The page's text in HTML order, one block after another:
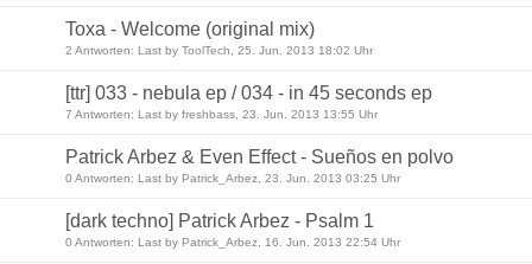
Toxa - Welcome (original mix)
2 Antworten: Last by ToolTech, 25. Jun. 2013 18:02 Uhr
[ttr] 033 - nebula ep / 034 - in 45 seconds ep
7 Antworten: Last by freshbass, 23. Jun. 2013 13:55 Uhr
Patrick Arbez & Even Effect - Sueños en polvo
0 Antworten: Last by Patrick_Arbez, 23. Jun. 2013 03:25 Uhr
[dark techno] Patrick Arbez - Psalm 1
0 Antworten: Last by Patrick_Arbez, 16. Jun. 2013 22:54 Uhr